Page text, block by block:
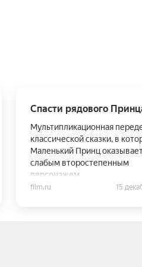
Спасти рядового
Мультипликационная
классической сказки, в
Маленький Принц
слабым второстепенным
персонажем.
film.ru 15